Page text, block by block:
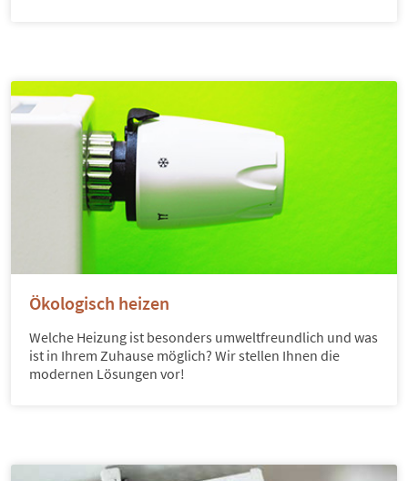
Ökologisch heizen
Welche Heizung ist besonders umweltfreundlich und was
ist in Ihrem Zuhause möglich? Wir stellen Ihnen die
modernen Lösungen vor!